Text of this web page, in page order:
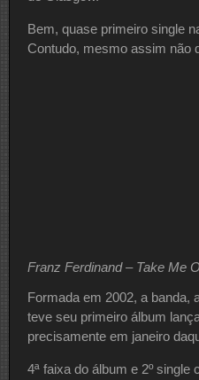
Bem, quase primeiro single
Contudo, mesmo assim não
Franz Ferdinand – Take Me
Formada em 2002, a banda,
teve seu primeiro álbum
precisamente em janeiro
4ª faixa do álbum e 2º single